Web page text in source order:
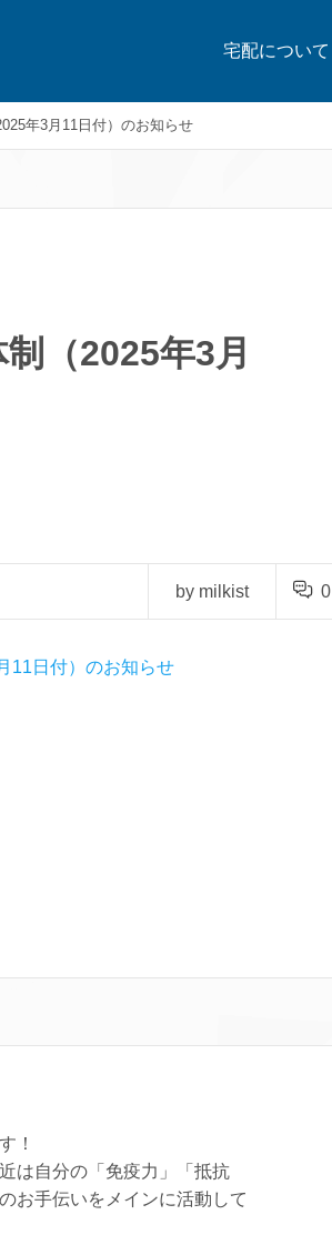
宅配について
年3月11日付）のお知らせ
（2025年3月
by milkist 0
11日付）のお知らせ
！
は自分の「免疫力」「抵抗
お手伝いをメインに活動して